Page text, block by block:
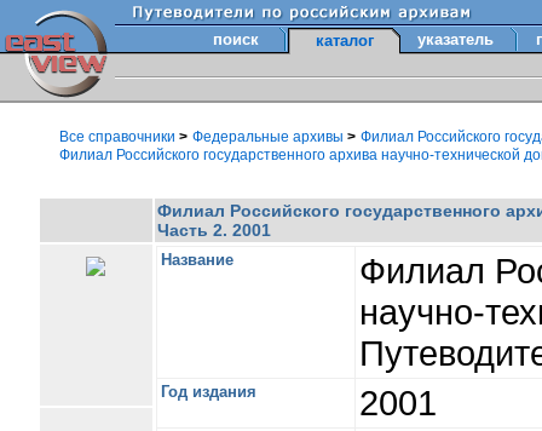
поиск каталог указатель
Все справочники > Федеральные архивы > Филиал Российского
Филиал Российского государственного архива научно-технической
Филиал Российского государственного
Часть 2. 2001
Название
Филиал
научно-
Год издания 2001